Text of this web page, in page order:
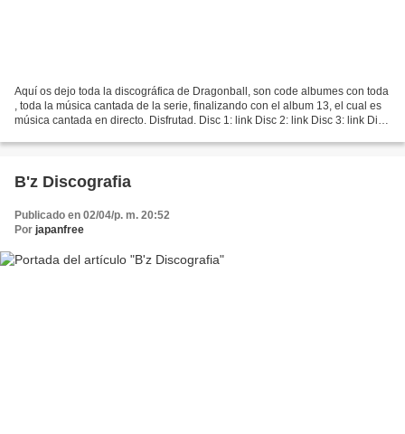
Aquí os dejo toda la discográfica de Dragonball, son code albumes con toda
, toda la música cantada de la serie, finalizando con el album 13, el cual es
música cantada en directo. Disfrutad. Disc 1: link Disc 2: link Disc 3: link Disc
B'z Discografia
Publicado en 02/04/p. m. 20:52
Por japanfree